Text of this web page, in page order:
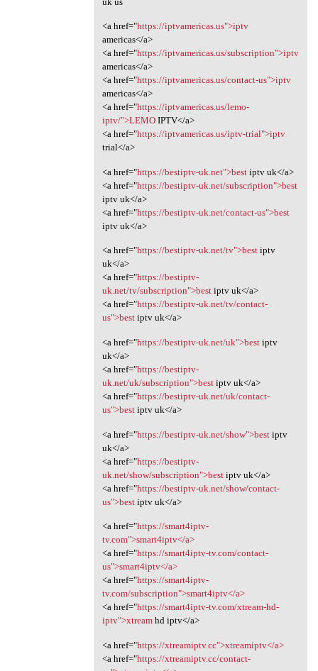
<a href="https://iptvamericas.us">iptv
americas</a>
<a href="https://iptvamericas.us/subscription">iptv
americas</a>
<a href="https://iptvamericas.us/contact-us">iptv
americas</a>
<a href="https://iptvamericas.us/lemo-
iptv/">LEMOIPTV</a>
<a href="https://iptvamericas.us/iptv-trial">iptv
trial</a>
<a href="https://bestiptv-uk.net">bestiptv uk</a>
<a href="https://bestiptv-uk.net/subscription">best
iptv uk</a>
<a href="https://bestiptv-uk.net/contact-us">best
iptv uk</a>
<a href="https://bestiptv-uk.net/tv">bestiptv
uk</a>
<a href="https://bestiptv-
uk.net/tv/subscription">bestiptv uk</a>
<a href="https://bestiptv-uk.net/tv/contact-
us">bestiptv uk</a>
<a href="https://bestiptv-uk.net/uk">bestiptv
uk</a>
<a href="https://bestiptv-
uk.net/uk/subscription">bestiptv uk</a>
<a href="https://bestiptv-uk.net/uk/contact-
us">bestiptv uk</a>
<a href="https://bestiptv-uk.net/show">bestiptv
uk</a>
<a href="https://bestiptv-
uk.net/show/subscription">bestiptv uk</a>
<a href="https://bestiptv-uk.net/show/contact-
us">bestiptv uk</a>
<a href="https://smart4iptv-
tv.com">smart4iptv</a>
<a href="https://smart4iptv-tv.com/contact-
us">smart4iptv</a>
<a href="https://smart4iptv-
tv.com/subscription">smart4iptv</a>
<a href="https://smart4iptv-tv.com/xtream-hd-
iptv">xtreamhd iptv</a>
<a href="https://xtreamiptv.cc">xtreamiptv</a>
<a href="https://xtreamiptv.cc/contact-